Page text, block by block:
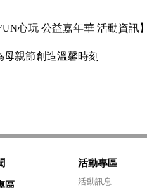
心玩 公益嘉年華 活動資訊
親節創造溫馨時刻
區
活動專區
活動訊息